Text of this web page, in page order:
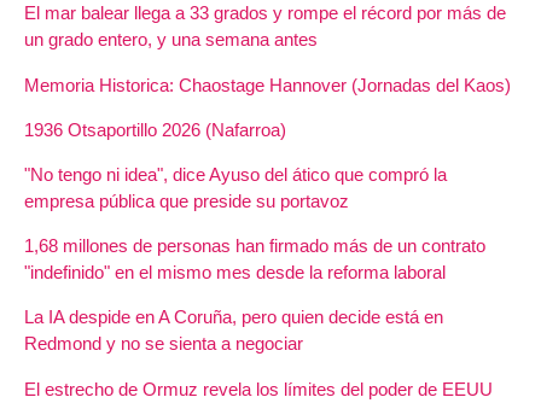
El mar balear llega a 33 grados y rompe el récord por más de
un grado entero, y una semana antes
Memoria Historica: Chaostage Hannover (Jornadas del Kaos)
1936 Otsaportillo 2026 (Nafarroa)
"No tengo ni idea", dice Ayuso del ático que compró la
empresa pública que preside su portavoz
1,68 millones de personas han firmado más de un contrato
"indefinido" en el mismo mes desde la reforma laboral
La IA despide en A Coruña, pero quien decide está en
Redmond y no se sienta a negociar
El estrecho de Ormuz revela los límites del poder de EEUU